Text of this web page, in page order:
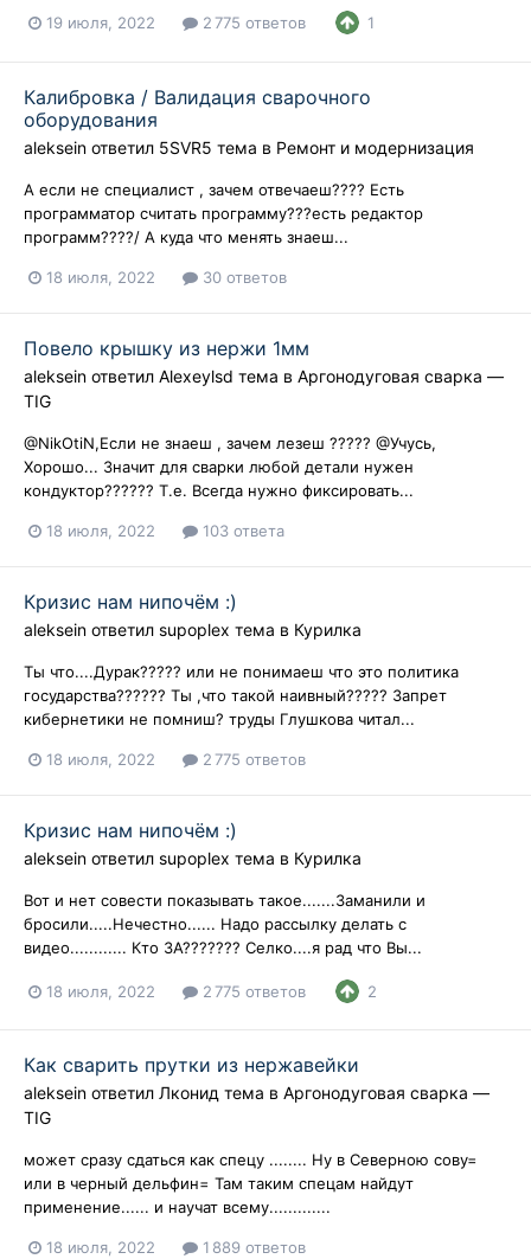
19 июля, 2022 2 775 ответов 1
Калибровка / Валидация сварочного
оборудования
aleksein ответил 5SVR5 тема в Ремонт и модернизация
А если не специалист , зачем отвечаеш???? Есть
программатор считать программу???есть редактор
программ????/ А куда что менять знаеш...
18 июля, 2022 30 ответов
Повело крышку из нержи 1мм
aleksein ответил Alexeylsd тема в Аргонодуговая сварка —
TIG
@NikOtiN,Если не знаеш , зачем лезеш ????? @Учусь,
Хорошо... Значит для сварки любой детали нужен
кондуктор?????? Т.е. Всегда нужно фиксировать...
18 июля, 2022 103 ответа
Кризис нам нипочём :)
aleksein ответил supoplex тема в Курилка
Ты что....Дурак????? или не понимаеш что это политика
государства?????? Ты ,что такой наивный????? Запрет
кибернетики не помниш? труды Глушкова читал...
18 июля, 2022 2 775 ответов
Кризис нам нипочём :)
aleksein ответил supoplex тема в Курилка
Вот и нет совести показывать такое.......Заманили и
бросили.....Нечестно...... Надо рассылку делать с
видео............ Кто ЗА??????? Селко....я рад что Вы...
18 июля, 2022 2 775 ответов 2
Как сварить прутки из нержавейки
aleksein ответил Лконид тема в Аргонодуговая сварка —
TIG
может сразу сдаться как спецу ........ Ну в Северною сову=
или в черный дельфин= Там таким спецам найдут
применение...... и научат всему.............
18 июля, 2022 1 889 ответов